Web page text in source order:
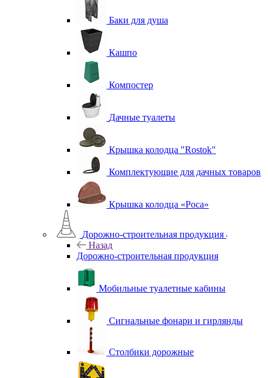
Баки для душа
Кашпо
Компостер
Дачные туалеты
Крышка колодца "Rostok"
Комплектующие для дачных товаров
Крышка колодца «Роса»
Дорожно-строительная продукция
Назад
Дорожно-строительная продукция
Мобильные туалетные кабины
Сигнальные фонари и гирлянды
Столбики дорожные